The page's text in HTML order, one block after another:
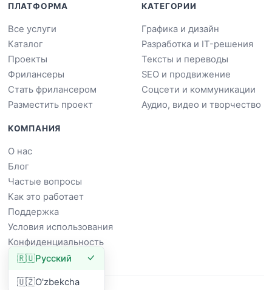
ПЛАТФОРМА
Все услуги
Каталог
Проекты
Фрилансеры
Стать фрилансером
Разместить проект
КАТЕГОРИИ
Графика и дизайн
Разработка и IT-решения
Тексты и переводы
SEO и продвижение
Соцсети и коммуникации
Аудио, видео и творчество
КОМПАНИЯ
О нас
Блог
Частые вопросы
Как это работает
Поддержка
Условия использования
Конфиденциальность
🇷🇺Русский
🇺🇿O'zbekcha